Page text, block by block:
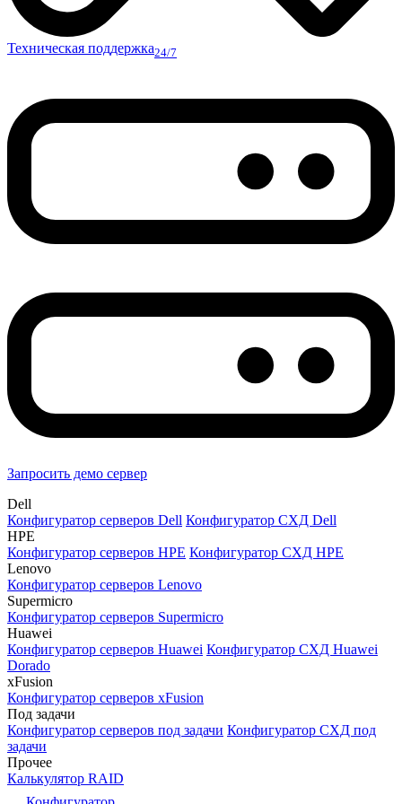
Техническая поддержка24/7
Запросить демо сервер
Dell
Конфигуратор серверов Dell Конфигуратор СХД Dell
HPE
Конфигуратор серверов HPE Конфигуратор СХД HPE
Lenovo
Конфигуратор серверов Lenovo
Supermicro
Конфигуратор серверов Supermicro
Huawei
Конфигуратор серверов Huawei Конфигуратор СХД Huawei
Dorado
xFusion
Конфигуратор серверов xFusion
Под задачи
Конфигуратор серверов под задачи Конфигуратор СХД под
задачи
Прочее
Калькулятор RAID